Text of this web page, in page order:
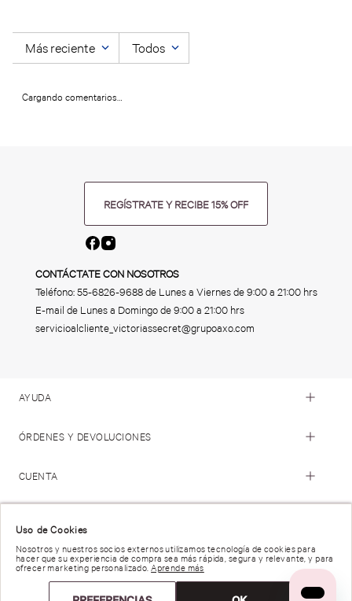
Uso de Cookies
Nosotros y nuestros socios externos utilizamos tecnología de cookies para
hacer que su experiencia de compra sea más rápida, segura y relevante, y para
ofrecer marketing personalizado. Aprende más
Más reciente Todos
Cargando comentarios…
REGÍSTRATE Y RECIBE 15% OFF
CONTÁCTATE CON NOSOTROS
Teléfono:55-6826-9688de Lunes a Viernes de 9:00 a 21:00 hrs
E-mail de Lunes a Domingo de 9:00 a 21:00 hrs
servicioalcliente_victoriassecret@grupoaxo.com
AYUDA
ÓRDENES Y DEVOLUCIONES
CUENTA
Términos de Uso |Privacidad y Seguridad |
Derechos de Privacidad |Preferencias de anuncios |